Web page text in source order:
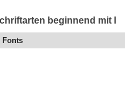
beginnend mit I
Fonts